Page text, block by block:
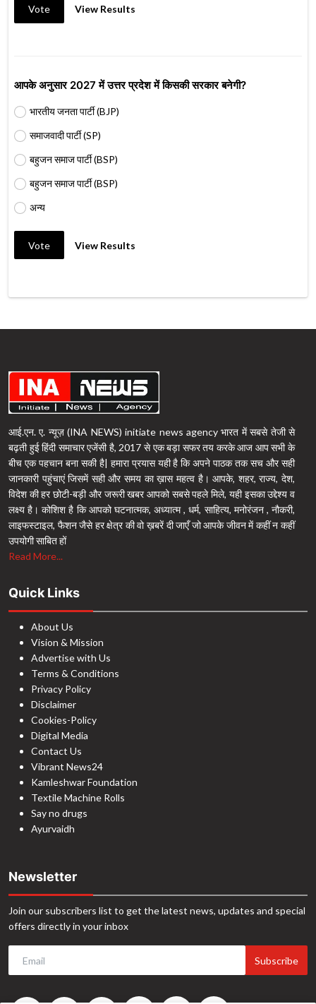
Vote View Results
आपके अनुसार 2027 में उत्तर प्रदेश में किसकी सरकार बनेगी?
भारतीय जनता पार्टी (BJP)
समाजवादी पार्टी (SP)
बहुजन समाज पार्टी (BSP)
बहुजन समाज पार्टी (BSP)
अन्य
Vote View Results
आई.एन. ए. न्यूज़ (INA NEWS) initiate news agency भारत में सबसे तेजी से
बढ़ती हुई हिंदी समाचार एजेंसी है, 2017 से एक बड़ा सफर तय करके आज आप सभी के
बीच एक पहचान बना सकी है| हमारा प्रयास यही है कि अपने पाठक तक सच और सही
जानकारी पहुंचाएं जिसमें सही और समय का ख़ास महत्व है। आपके, शहर, राज्य, देश,
विदेश की हर छोटी-बड़ी और जरूरी खबर आपको सबसे पहले मिले, यही इसका उद्देश्य व
लक्ष्य है। कोशिश है कि आपको घटनात्मक, अध्यात्म , धर्म, साहित्य, मनोरंजन , नौकरी,
लाइफस्टाइल, फैशन जैसे हर क्षेत्र की वो ख़बरें दी जाएँ जो आपके जीवन में कहीं न कहीं
उपयोगी साबित हों
Read More...
Quick Links
About Us
Vision & Mission
Advertise with Us
Terms & Conditions
Privacy Policy
Disclaimer
Cookies-Policy
Digital Media
Contact Us
Vibrant News24
Kamleshwar Foundation
Textile Machine Rolls
Say no drugs
Ayurvaidh
Newsletter
Join our subscribers list to get the latest news, updates and special
offers directly in your inbox
Subscribe